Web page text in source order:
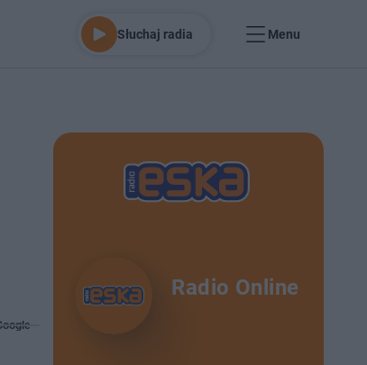
Słuchaj radia Menu
Radio Online